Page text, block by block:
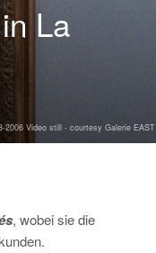
La
Video still - courtesy Galerie EAST
, wobei sie die